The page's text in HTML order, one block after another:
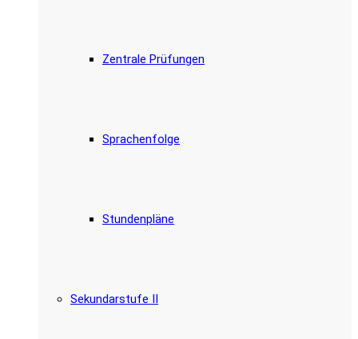
Zentrale Prüfungen
Sprachenfolge
Stundenpläne
Sekundarstufe II